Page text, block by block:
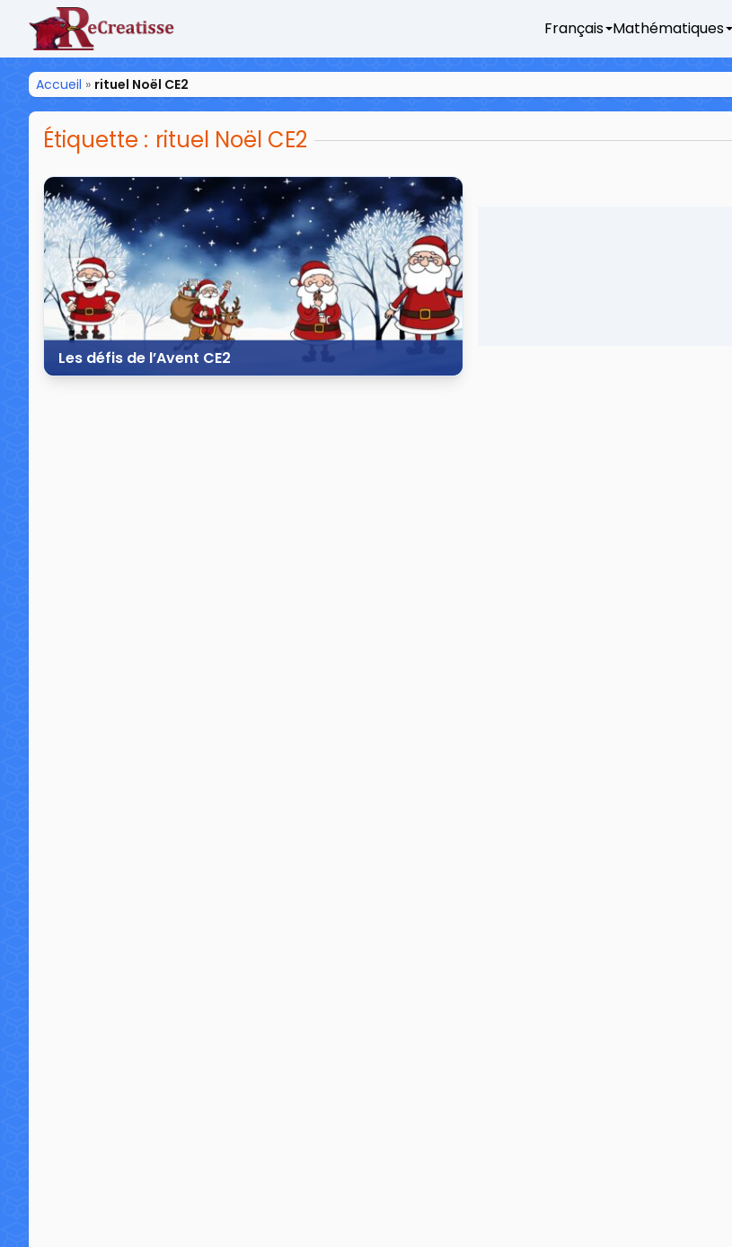
ReCreatisse
Français Mathématiques
Accueil » rituel Noël CE2
Étiquette : rituel Noël CE2
Les défis de l’Avent CE2